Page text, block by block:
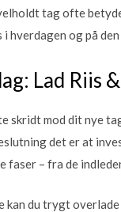
tag ofte
hverdagen og på
Lad Riis
skridt mod dit nye
det er at
faser – fra de
du trygt